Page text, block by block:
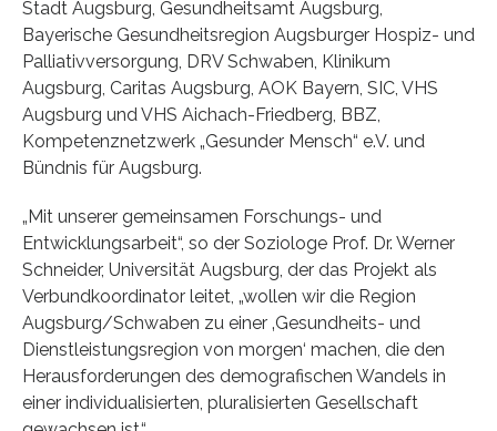
Stadt Augsburg, Gesundheitsamt Augsburg,
Bayerische Gesundheitsregion Augsburger Hospiz- und
Palliativversorgung, DRV Schwaben, Klinikum
Augsburg, Caritas Augsburg, AOK Bayern, SIC, VHS
Augsburg und VHS Aichach-Friedberg, BBZ,
Kompetenznetzwerk „Gesunder Mensch“ e.V. und
Bündnis für Augsburg.
„Mit unserer gemeinsamen Forschungs- und
Entwicklungsarbeit“, so der Soziologe Prof. Dr. Werner
Schneider, Universität Augsburg, der das Projekt als
Verbundkoordinator leitet, „wollen wir die Region
Augsburg/Schwaben zu einer ‚Gesundheits- und
Dienstleistungsregion von morgen‘ machen, die den
Herausforderungen des demografischen Wandels in
einer individualisierten, pluralisierten Gesellschaft